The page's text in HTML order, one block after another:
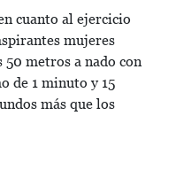
cuanto al ejercicio
mujeres
metros a nado con
de 1 minuto y 15
más que los